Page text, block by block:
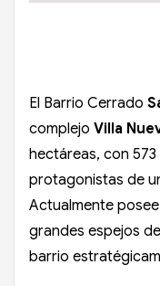
El Barrio Cerrado
complejo Villa
hectáreas, con
protagonistas de
Actualmente
grandes espejos
barrio